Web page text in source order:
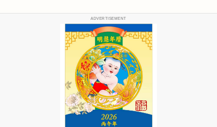
ADVERTISEMENT